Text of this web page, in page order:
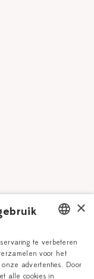
DUTCH
ENGLISH
×
te verbeteren
voor het
advertenties. Door
alle cookies in